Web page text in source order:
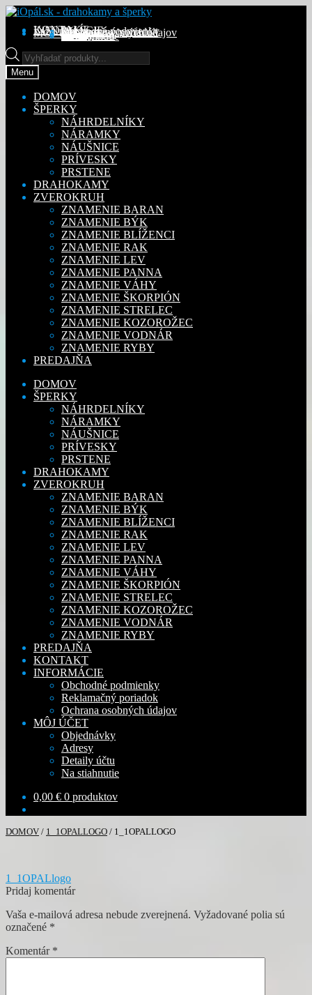
Preskočiť
navigáciu
Preskočiť
obsah
KONTAKT
INFORMÁCIE
Obchodné podmienky
Reklamačný poriadok
Ochrana osobných údajov
MÔJ ÚČETObjednávky
Adresy
Detaily účtu
Na stiahnutie
Products
search
Menu
DOMOV
ŠPERKY
NÁHRDELNÍKY
NÁRAMKY
NÁUŠNICE
PRÍVESKY
PRSTENE
DRAHOKAMY
ZVEROKRUH
ZNAMENIE BARAN
ZNAMENIE BÝK
ZNAMENIE BLÍŽENCI
ZNAMENIE RAK
ZNAMENIE LEV
ZNAMENIE PANNA
ZNAMENIE VÁHY
ZNAMENIE ŠKORPIÓN
ZNAMENIE STRELEC
ZNAMENIE KOZOROŽEC
ZNAMENIE VODNÁR
ZNAMENIE RYBY
PREDAJŇA
DOMOV
ŠPERKY
NÁHRDELNÍKY
NÁRAMKY
NÁUŠNICE
PRÍVESKY
PRSTENE
DRAHOKAMY
ZVEROKRUH
ZNAMENIE BARAN
ZNAMENIE BÝK
ZNAMENIE BLÍŽENCI
ZNAMENIE RAK
ZNAMENIE LEV
ZNAMENIE PANNA
ZNAMENIE VÁHY
ZNAMENIE ŠKORPIÓN
ZNAMENIE STRELEC
ZNAMENIE KOZOROŽEC
ZNAMENIE VODNÁR
ZNAMENIE RYBY
PREDAJŇA
KONTAKT
INFORMÁCIE
Obchodné podmienky
Reklamačný poriadok
Ochrana osobných údajov
MÔJ ÚČET
Objednávky
Adresy
Detaily účtu
Na stiahnutie
0,00 € 0 produktov
DOMOV / 1_1OPALLOGO / 1_1OPALLOGO
Navigácia
v
článku
Predchádzajúci
článok:
1_1OPALlogo
Pridaj komentár
Vaša e-mailová adresa nebude zverejnená. Vyžadované polia sú
označené *
Komentár *